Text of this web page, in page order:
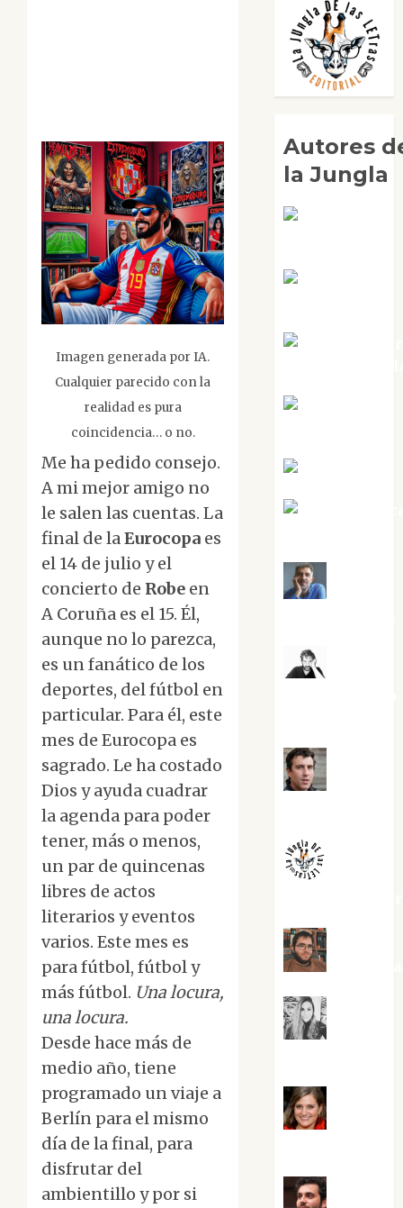
Imagen generada por IA.
Cualquier parecido con la
realidad es pura
coincidencia… o no.
Me ha pedido consejo.
A mi mejor amigo no
le salen las cuentas. La
final de laEurocopa es
el 14 de julio y el
concierto de Robe en
A Coruña es el 15. Él,
aunque no lo parezca,
es un fanático de los
deportes, del fútbol en
particular. Para él, este
mes de Eurocopa es
sagrado. Le ha costado
Dios y ayuda cuadrar
la agenda para poder
tener, más o menos,
un par de quincenas
libres de actos
literarios y eventos
varios. Este mes es
para fútbol, fútbol y
más fútbol. Una locura,
una locura.
Desde hace más de
medio año, tiene
programado un viaje a
Berlín para el mismo
día de la final, para
disfrutar del
ambientillo y por si
Autores
la Jungla